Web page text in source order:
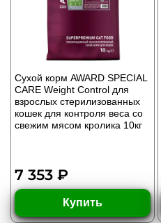
Сухой корм AWARD SPECIAL
CARE Weight Control для
взрослых стерилизованных
кошек для контроля веса со
свежим мясом кролика 10кг
7 353 ₽
Купить